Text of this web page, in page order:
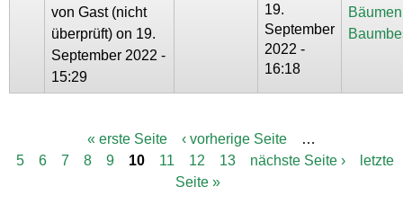
von Gast (nicht
überprüft) on 19.
September 2022 -
15:29
19.
September
2022 -
16:18
« erste Seite ‹ vorherige Seite
…
5
6 7 8 9 10 11 12 13 nächste Seite ›
letzte
Seite »